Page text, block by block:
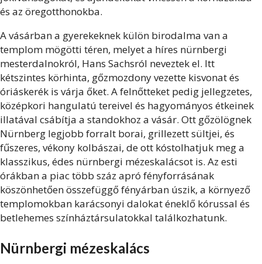
és az öregotthonokba.
A vásárban a gyerekeknek külön birodalma van a
templom mögötti téren, melyet a híres nürnbergi
mesterdalnokról, Hans Sachsról neveztek el. Itt
kétszintes körhinta, gőzmozdony vezette kisvonat és
óriáskerék is várja őket. A felnőtteket pedig jellegzetes,
középkori hangulatú tereivel és hagyományos étkeinek
illatával csábítja a standokhoz a vásár. Ott gőzölögnek
Nürnberg legjobb forralt borai, grillezett sültjei, és
fűszeres, vékony kolbászai, de ott kóstolhatjuk meg a
klasszikus, édes nürnbergi mézeskalácsot is. Az esti
órákban a piac több száz apró fényforrásának
köszönhetően összefüggő fényárban úszik, a környező
templomokban karácsonyi dalokat éneklő kórussal és
betlehemes színháztársulatokkal találkozhatunk.
Nürnbergi mézeskalács